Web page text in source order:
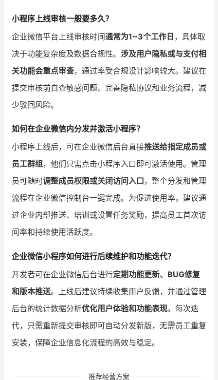
小程序上线审核一般要多久？
企业微信平台上线审核时间通常为1~3个工作日 ，具体取
决于功能复杂度及数据合规性。 涉及用户隐私或与支付相
关功能会重点审查，通过率受合规设计影响较大。建议在
提交审核前自查敏感问题、完善隐私协议和业务流程，减
少驳回风险。
如何在企业微信内分发并激活小程序？
小程序上线后，可在企业微信后台直接推送给指定成员或
员工群组，他们只需点击小程序入口即可激活使用。管理
员可随时调整成员权限或关闭访问入口，整个分发和管理
流程在企业微信控制台一键完成。为促进使用率，建议通
过企业内部推送、培训或设置任务奖励，提高员工首次访
问率和持续使用活跃度。
企业微信小程序如何进行后续维护和功能迭代？
开发者可在企业微信后台进行定期功能更新、BUG修复
和版本推送。上线后建议持续收集用户反馈，并通过管理
后台的统计数据分析优化用户体验和功能表现。每次迭
代，只需重新提交审核即可自动分发新版，无需员工重复
安装，保障企业信息化流程的高效与稳定。
推荐经营方案